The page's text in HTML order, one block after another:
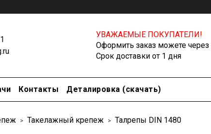
УВАЖАЕМЫЕ ПОКУПАТЕЛИ!
Оформить заказ можете через
Срок доставки от 1 дня
Контакты Деталировка (скачать)
Такелажный крепеж Талрепы DIN 1480